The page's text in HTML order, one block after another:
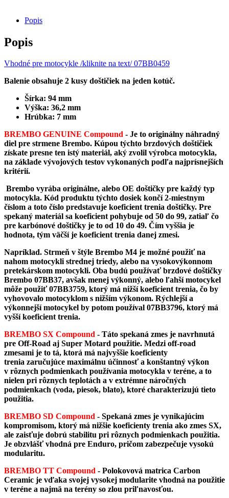
Popis
Popis
Vhodné pre motocykle /kliknite na text/ 07BB0459
Balenie obsahuje 2 kusy doštičiek na jeden kotúč.
Šírka: 94 mm
Výška: 36,2 mm
Hrúbka: 7 mm
BREMBO GENUINE Compound - Je to originálny náhradný
diel pre strmene Brembo. Kúpou týchto brzdových doštičiek
získate presne ten istý materiál, aký zvolil výrobca motocykla,
na základe vývojových testov vykonaných podľa najprísnejších
kritérií.
Brembo vyrába originálne, alebo OE doštičky pre každý typ
motocykla. Kód produktu týchto dosiek končí 2-miestnym
číslom a toto číslo predstavuje koeficient trenia doštičky. Pre
spekaný materiál sa koeficient pohybuje od 50 do 99, zatiaľ čo
pre karbónové doštičky je to od 10 do 49. Čím vyššia je
hodnota, tým väčší je koeficient trenia danej zmesi.
Napríklad. Strmeň v štýle Brembo M4 je možné použiť na
nahom motocykli strednej triedy, alebo na vysokovýkonnom
pretekárskom motocykli. Oba budú používať brzdové doštičky
Brembo 07BB37, avšak menej výkonný, alebo ľahší motocykel
môže použiť 07BB3759, ktorý má nižší koeficient trenia, čo by
vyhovovalo motocyklom s nižším výkonom. Rýchlejší a
výkonnejší motocykel by potom používal 07BB3796, ktorý má
vyšší koeficient trenia.
BREMBO SX Compound - Táto spekaná zmes je navrhnutá
pre Off-Road aj Super Motard použitie. Medzi off-road
zmesami je to tá, ktorá má najvyššie koeficienty
trenia zaručujúce maximálnu účinnosť a konštantný výkon
v rôznych podmienkach používania motocykla v teréne, a to
nielen pri rôznych teplotách a v extrémne náročných
podmienkach (voda, piesok, blato), ktoré charakterizujú tieto
použitia.
BREMBO SD Compound - Spekaná zmes je vynikajúcim
kompromisom, ktorý má nižšie koeficienty trenia ako zmes SX,
ale zaisťuje dobrú stabilitu pri rôznych podmienkach použitia.
Je obzvlášť vhodná pre Enduro, pričom zabezpečuje vysokú
modularitu​​​​​​.
BREMBO TT Compound - Polokovová matrica Carbon
Ceramic je vďaka svojej vysokej modularite vhodná na použitie
v teréne a najmä na terény so zlou priľnavosťou.